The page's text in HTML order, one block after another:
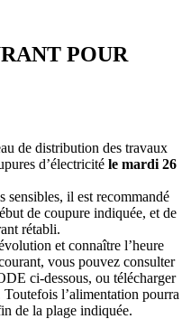
POUR
de distribution des travaux
d’électricité le mardi 26
sensibles, il est recommandé
de coupure indiquée, et de
rétabli.
et connaître l’heure
vous pouvez consulter
ci-dessous, ou télécharger
l’alimentation pourra
de la plage indiquée.